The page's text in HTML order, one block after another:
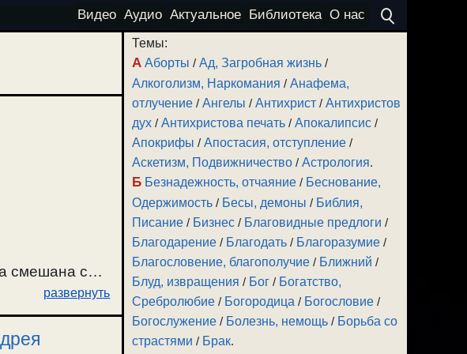
Видео Аудио Актуальное Библиотека О нас
смешана со
развернуть
Темы:
А Аборты /Ад, Загробная жизнь /
Алкоголизм, Наркомания /Анафема,
отлучение /Ангелы /Антихрист /Антихристов
дух /Антихристова печать /Апокалипсис /
Апокрифы /Апостасия, отступление /
Аскетизм, Подвижничество /Астрология.
Б Безнадежность, отчаяние / Беснование,
Одержимость / Бесы, демоны / Библия,
Писание / Бизнес / Благовидные предлоги /
Благодарение / Благодать / Благоразумие /
Благословение, благополучие / Ближний /
Блуд, извращения / Бог / Богатство,
Сребролюбие / Богородица / Богословие /
Богослужение / Болезнь, немощь / Борьба со
страстями / Брак.